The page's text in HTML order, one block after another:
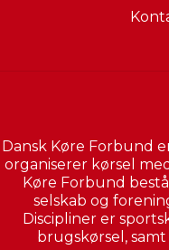
Dansk Køre Forbund
organiserer kørsel
Køre Forbund
selskab og
Discipliner er
brugskørsel,